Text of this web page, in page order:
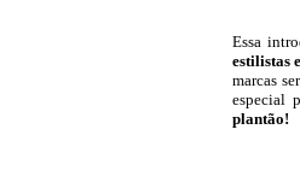
Essa
estilistas
marcas
especial
plantão!